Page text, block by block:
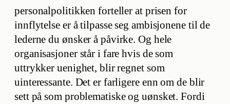
personalpolitikken forteller at prisen for
innflytelse er å tilpasse seg ambisjonene til de
lederne du ønsker å påvirke. Og hele
organisasjoner står i fare hvis de som
uttrykker uenighet, blir regnet som
uinteressante. Det er farligere enn om de blir
sett på som problematiske og uønsket. Fordi